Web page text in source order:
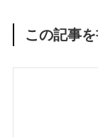
この記事